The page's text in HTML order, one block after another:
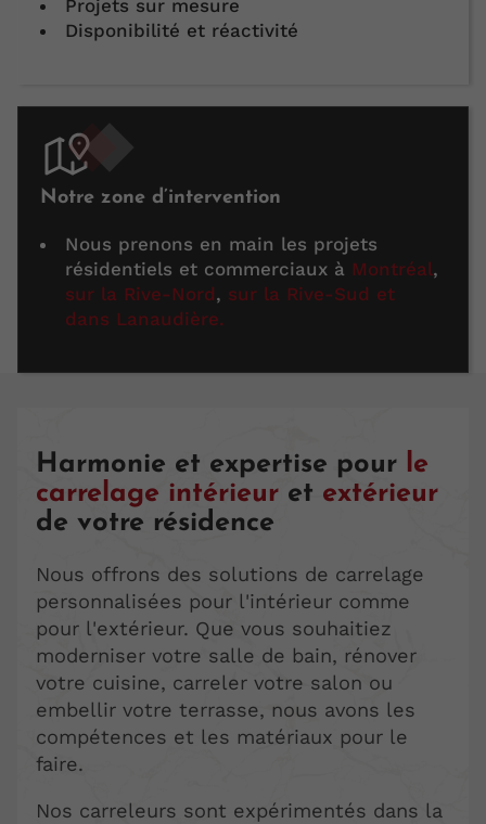
Projets sur mesure
Disponibilité et réactivité
Notre zone d’intervention
Nous prenons en main les projets
résidentiels et commerciaux à Montréal,
sur la Rive-Nord, sur la Rive-Sud et
dans Lanaudière.
Harmonie et expertise pour
le
carrelage intérieur et extérieur
de votre résidence
Nous offrons des solutions de carrelage
personnalisées pour l'intérieur comme
pour l'extérieur. Que vous souhaitiez
moderniser votre salle de bain, rénover
votre cuisine, carreler votre salon ou
embellir votre terrasse, nous avons les
compétences et les matériaux pour le
faire.
Nos carreleurs sont expérimentés dans la